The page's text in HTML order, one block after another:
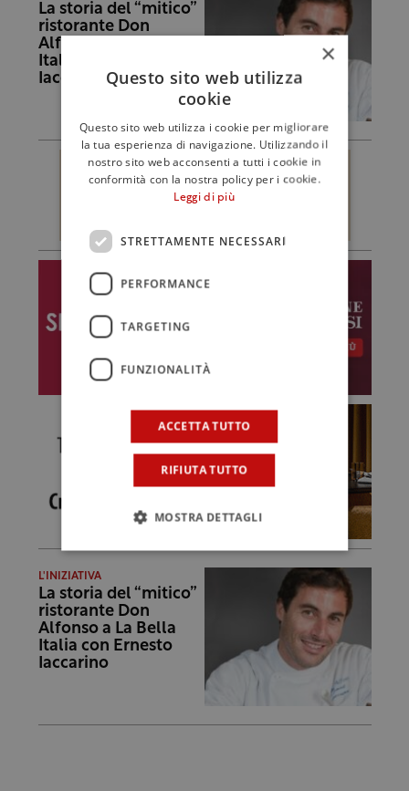
La storia del “mitico”
ristorante Don
Alfonso a La Bella
Italia con Ernesto
Iaccarino
L'INIZIATIVA
La storia del “mitico”
ristorante Don
Alfonso a La Bella
Italia con Ernesto
Iaccarino
×
Questo sito web utilizza
cookie
Questo sito web utilizza i cookie per migliorare
la tua esperienza di navigazione. Utilizzando il
nostro sito web acconsenti a tutti i cookie in
conformità con la nostra policy per i cookie.
Leggi di più
STRETTAMENTE NECESSARI
PERFORMANCE
TARGETING
FUNZIONALITÀ
ACCETTA TUTTO
RIFIUTA TUTTO
MOSTRA DETTAGLI